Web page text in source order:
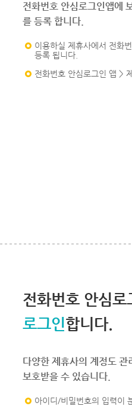
전화번호 안심로그인앱에
를 등록 합니다.
이용하실 제휴사에서 전화
등록 됩니다.
전화번호 안심로그인 앱 >
전화번호 안심로
로그인합니다.
다양한 제휴사의 계정도 관
보호받을 수 있습니다.
아이디/비밀번호의 입력이